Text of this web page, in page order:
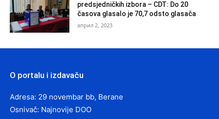
predsjedničkih izbora – CDT: Do 20
časova glasalo je 70,7 odsto glasača
април 2, 2023
O portalu i izdavaču
Adresa: 29 novembar bb, Berane
Osnivač: Najnovije DOO